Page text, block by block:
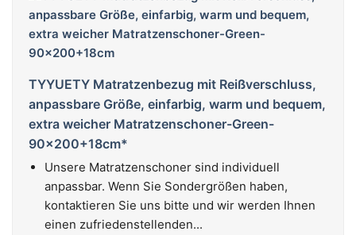
TYYUETY Matratzenbezug mit Reißverschluss,
anpassbare Größe, einfarbig, warm und bequem,
extra weicher Matratzenschoner-Green-
90x200+18cm*
Unsere Matratzenschoner sind individuell
anpassbar. Wenn Sie Sondergrößen haben,
kontaktieren Sie uns bitte und wir werden Ihnen
einen zufriedenstellenden...